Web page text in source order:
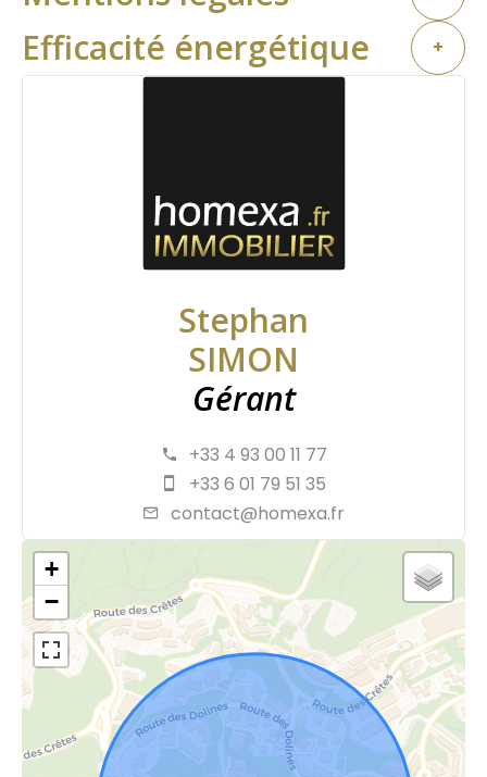
Efficacité énergétique +
Stephan
SIMON
Gérant
+33 4 93 00 11 77
+33 6 01 79 51 35
contact@homexa.fr
+
−